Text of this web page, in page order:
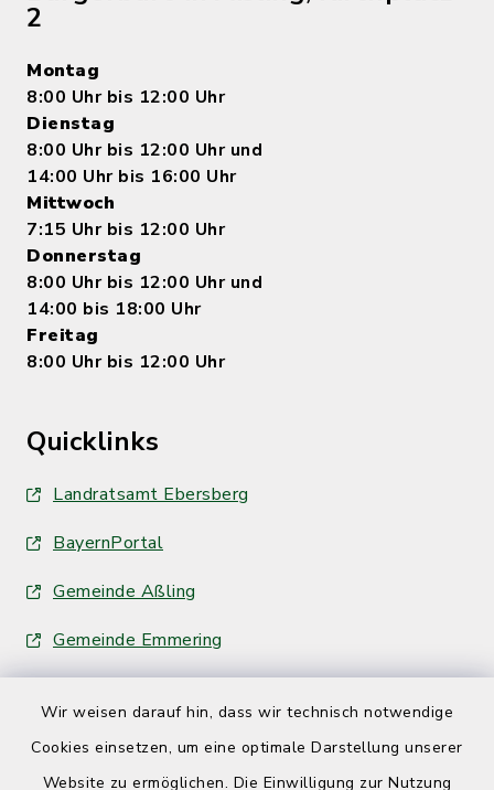
Wir weisen darauf hin, dass wir technisch notwendige
Cookies einsetzen, um eine optimale Darstellung unserer
Website zu ermöglichen. Die Einwilligung zur Nutzung
2
Montag
8:00 Uhr bis 12:00 Uhr
Dienstag
8:00 Uhr bis 12:00 Uhr und
14:00 Uhr bis 16:00 Uhr
Mittwoch
7:15 Uhr bis 12:00 Uhr
Donnerstag
8:00 Uhr bis 12:00 Uhr und
14:00 bis 18:00 Uhr
Freitag
8:00 Uhr bis 12:00 Uhr
Quicklinks
Landratsamt Ebersberg
BayernPortal
Gemeinde Aßling
Gemeinde Emmering